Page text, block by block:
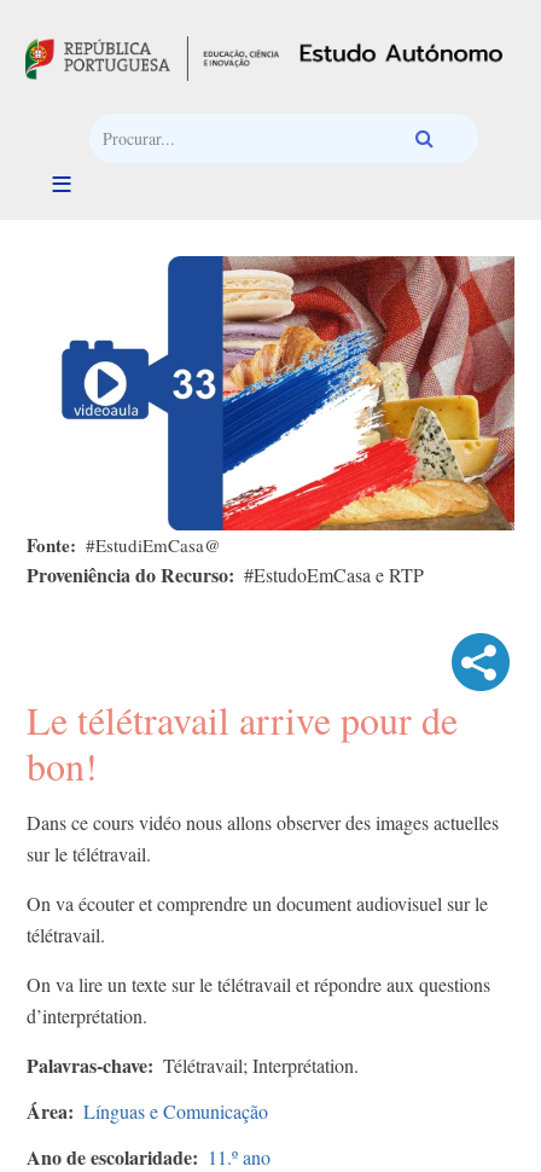
Fonte #EstudiEmCasa@
Proveniência do Recurso #EstudoEmCasa e RTP
Le télétravail arrive pour de
bon!
Dans ce cours vidéo nous allons observer des images actuelles
sur le télétravail.
On va écouter et comprendre un document audiovisuel sur le
télétravail.
On va lire un texte sur le télétravail et répondre aux questions
d’interprétation.​
Palavras-chave Télétravail; Interprétation.
Área Línguas e Comunicação
Ano de escolaridade 11.º ano